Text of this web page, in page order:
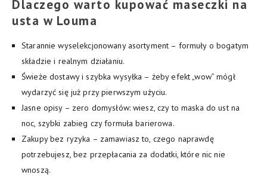
Dlaczego warto kupować maseczki na
usta w Louma
Starannie wyselekcjonowany asortyment – formuły o bogatym
składzie i realnym działaniu.
Świeże dostawy i szybka wysyłka – żeby efekt „wow” mógł
wydarzyć się już przy pierwszym użyciu.
Jasne opisy – zero domysłów: wiesz, czy to maska do ust na
noc, szybki zabieg czy formuła barierowa.
Zakupy bez ryzyka – zamawiasz to, czego naprawdę
potrzebujesz, bez przepłacania za dodatki, które nic nie
wnoszą.